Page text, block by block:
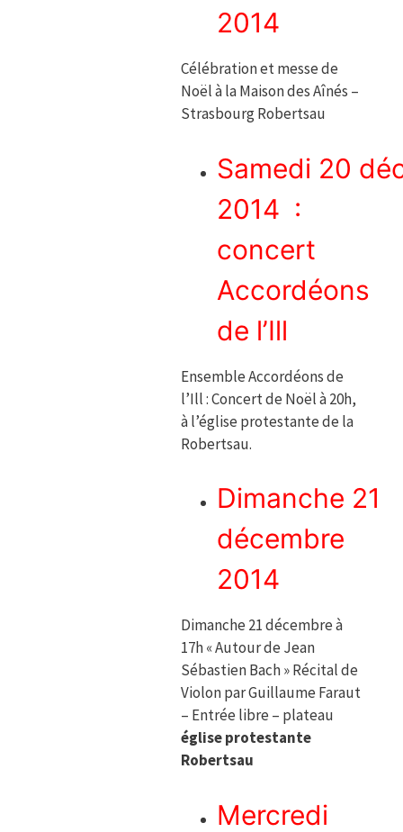
2014
Célébration et messe de
Noël à la Maison des Aînés –
Strasbourg Robertsau
Samedi 20
2014 :
concert
Accordéons
de l’Ill
Ensemble Accordéons de
l’Ill : Concert de Noël à 20h,
à l’église protestante de la
Robertsau.
Dimanche 21
décembre
2014
Dimanche 21 décembre à
17h « Autour de Jean
Sébastien Bach » Récital de
Violon par Guillaume Faraut
– Entrée libre – plateau
église protestante
Robertsau
Mercredi